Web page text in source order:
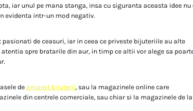
iar unul pe mana stanga, insa cu siguranta aceasta idee nu
evidenta intr-un mod negativ.
de ceasuri, iar in ceea ce priveste bijuteriile au alte
spre bratarile din aur, in timp ce altii vor alege sa
de amanet bijuterii, sau la magazinele online care
din centrele comerciale, sau chiar si la magazinele de